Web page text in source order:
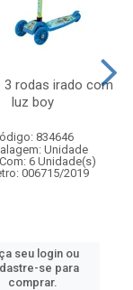
3 rodas irado com
luz boy
834646
Unidade
6 Unidade(s)
006715/2019
seu login ou
se para
comprar.